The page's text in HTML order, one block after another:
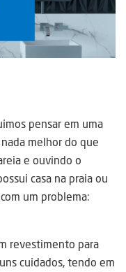
pensar em uma
melhor do que
e ouvindo o
casa na praia ou
um problema:
revestimento para
cuidados, tendo em